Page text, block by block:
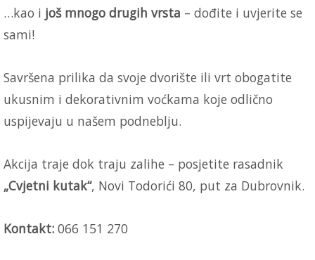
…kao i još mnogo drugih vrsta – dođite i uvjerite se
sami!
Savršena prilika da svoje dvorište ili vrt obogatite
ukusnim i dekorativnim voćkama koje odlično
uspijevaju u našem podneblju.
Akcija traje dok traju zalihe – posjetite rasadnik
„Cvjetni kutak“, Novi Todorići 80, put za Dubrovnik.
Kontakt: 066 151 270